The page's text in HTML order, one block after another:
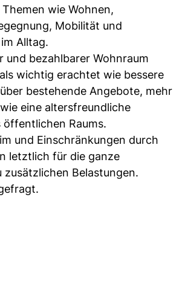
wie Wohnen,
Mobilität und
Alltag.
und bezahlbarer Wohnraum
wichtig erachtet wie bessere
bestehende Angebote, mehr
eine altersfreundliche
öffentlichen Raums.
und Einschränkungen durch
letztlich für die ganze
zusätzlichen Belastungen.